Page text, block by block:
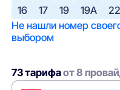
16
17 19 19А 22
Не нашли номер
выбором
73 тарифаот 8